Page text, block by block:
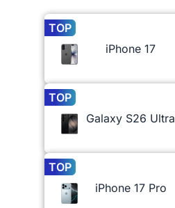
TOP
iPhone 17
TOP
Galaxy S26 Ultra
TOP
iPhone 17 Pro